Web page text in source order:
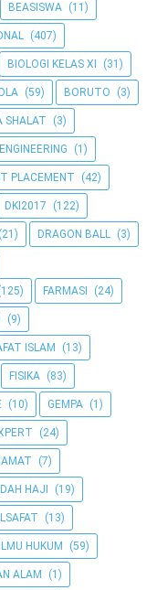
BEASISWA (11)
(407)
BIOLOGI KELAS XI (31)
(59) BORUTO (3)
SHALAT (3)
(1)
PLACEMENT (42)
DKI2017 (122)
(21) DRAGON BALL (3)
FARMASI (24)
(9)
ISLAM (13)
FISIKA (83)
(10) GEMPA (1)
(24)
(7)
HAJI (19)
(13)
ILMU HUKUM (59)
ALAM (1)